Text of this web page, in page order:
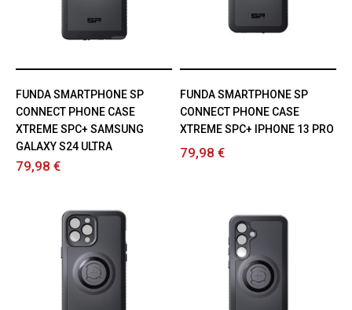
FUNDA SMARTPHONE SP
CONNECT PHONE CASE
XTREME SPC+ SAMSUNG
GALAXY S24 ULTRA
79,98 €
FUNDA SMARTPHONE SP
CONNECT PHONE CASE
XTREME SPC+ IPHONE 13 PRO
79,98 €